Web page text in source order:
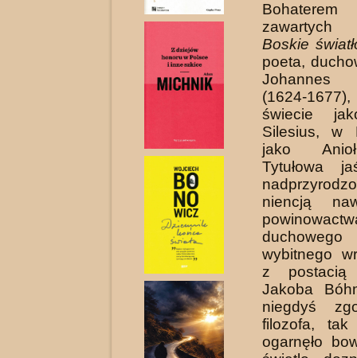
Boskie
poeta,
Johannes
(1624-
świecie
Silesius, w
jako
Tytułowa
niencją
wybitnego
z postacią
Jakoba
niegdyś
filozofa,
ogarnęło